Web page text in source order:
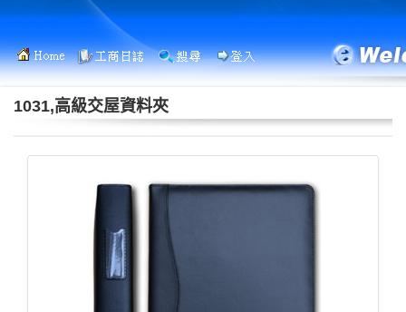
1031,高級交屋資料夾